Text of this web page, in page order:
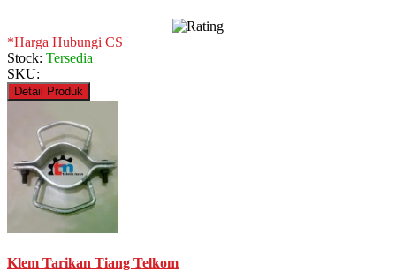
*Harga Hubungi CS
Stock: Tersedia
SKU:
Detail Produk
Klem Tarikan Tiang Telkom